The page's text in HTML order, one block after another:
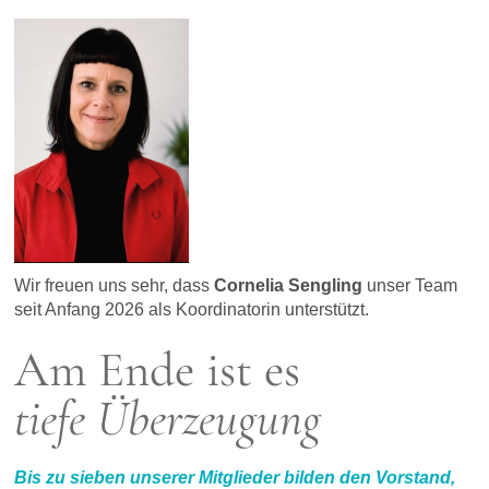
Wir freuen uns sehr, dassCornelia Sengling unser Team
seit Anfang 2026 als Koordinatorin unterstützt.
Am Ende ist es
tiefe Überzeugung
Bis zu sieben unserer Mitglieder bilden den Vorstand,